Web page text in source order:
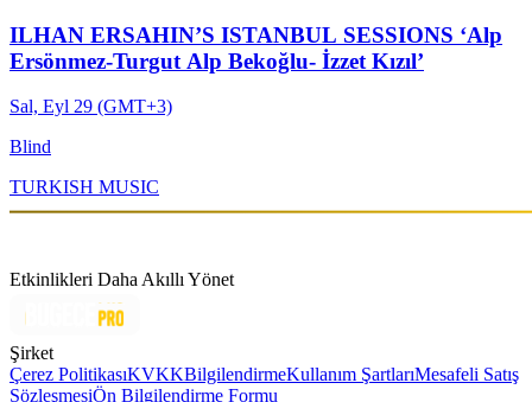
ILHAN ERSAHIN’S ISTANBUL SESSIONS ‘Alp
Ersönmez-Turgut Alp Bekoğlu- İzzet Kızıl’
Sal, Eyl 29 (GMT+3)
Blind
TURKISH MUSIC
Etkinlikleri Daha Akıllı Yönet
Şirket
Çerez PolitikasıKVKKBilgilendirmeKullanım ŞartlarıMesafeli Satış
SözleşmesiÖn Bilgilendirme Formu